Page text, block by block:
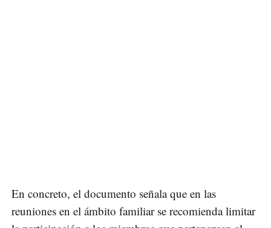
En concreto, el documento señala que en las
reuniones en el ámbito familiar se recomienda limitar